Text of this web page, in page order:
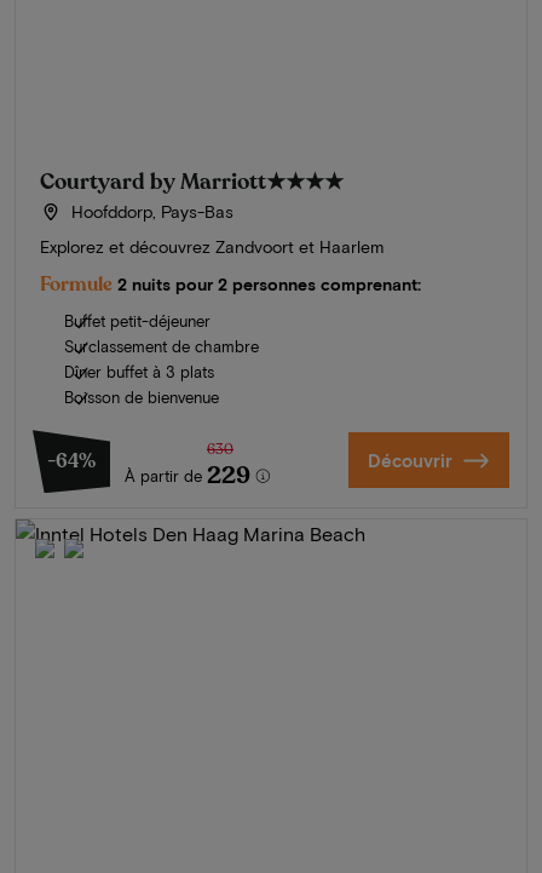
Courtyard by Marriott★★★★
Hoofddorp, Pays-Bas
Explorez et découvrez Zandvoort et Haarlem
Formule 2 nuits pour 2 personnes comprenant:
Buffet petit-déjeuner
Surclassement de chambre
Dîner buffet à 3 plats
Boisson de bienvenue
-64%
À partir de
630
229 Découvrir